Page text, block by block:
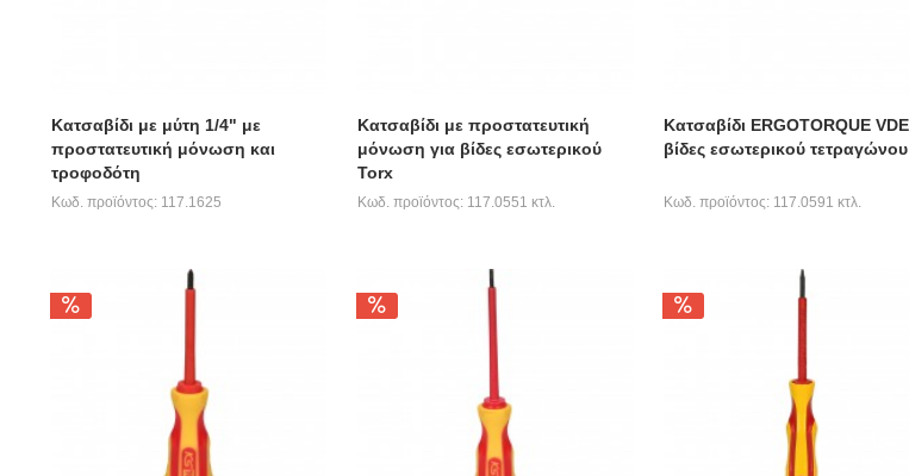
Κατσαβίδι με μύτη 1/4" με
προστατευτική μόνωση και
τροφοδότη
Κωδ. προϊόντος: 117.1625
Κατσαβίδι με προστατευτική
μόνωση για βίδες εσωτερικού
Torx
Κωδ. προϊόντος: 117.0551 κτλ.
Κατσαβίδι ERGOTORQUE
βίδες εσωτερικού τετραγώνου
Κωδ. προϊόντος: 117.0591 κτλ.